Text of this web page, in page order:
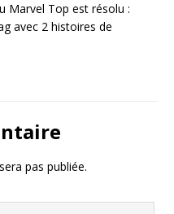
Marvel Top est résolu :
avec 2 histoires de
pas publiée.